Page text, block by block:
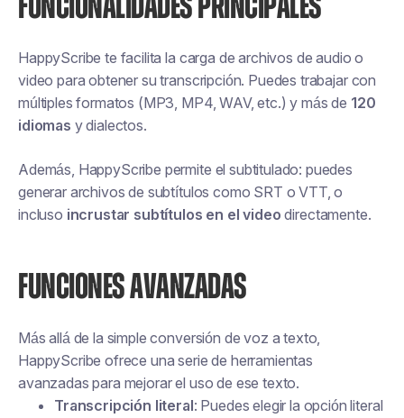
FUNCIONALIDADES PRINCIPALES
HappyScribe te facilita la carga de archivos de audio o
video para obtener su transcripción. Puedes trabajar con
múltiples formatos (MP3, MP4, WAV, etc.) y más de 120
idiomas y dialectos.
Además, HappyScribe permite el subtitulado: puedes
generar archivos de subtítulos como SRT o VTT, o
incluso incrustar subtítulos en el video directamente.
FUNCIONES AVANZADAS
Más allá de la simple conversión de voz a texto,
HappyScribe ofrece una serie de herramientas
avanzadas para mejorar el uso de ese texto.
Transcripción literal: Puedes elegir la opción literal